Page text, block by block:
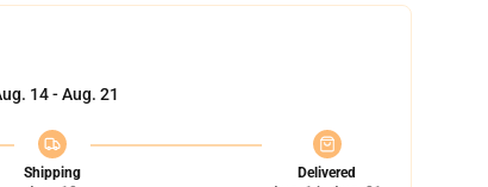
14 - Aug. 21
Shipping
Delivered